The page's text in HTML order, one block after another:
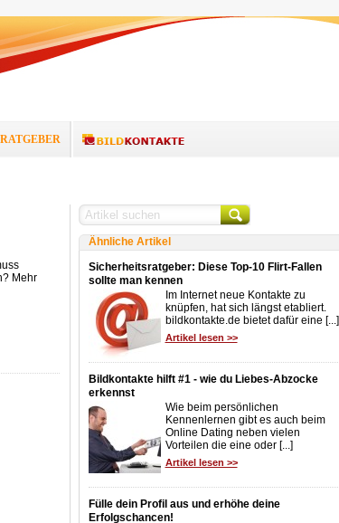
RATGEBER
Mehr
Ähnliche Artikel
Sicherheitsratgeber: Diese Top-10 Flirt-Fallen
sollte man kennen
Im Internet neue Kontakte zu
knüpfen, hat sich längst etabliert.
bildkontakte.de bietet dafür eine [...]
Artikel lesen >>
Bildkontakte hilft #1 - wie du Liebes-Abzocke
erkennst
Wie beim persönlichen
Kennenlernen gibt es auch beim
Online Dating neben vielen
Vorteilen die eine oder [...]
Artikel lesen >>
Fülle dein Profil aus und erhöhe deine
Erfolgschancen!